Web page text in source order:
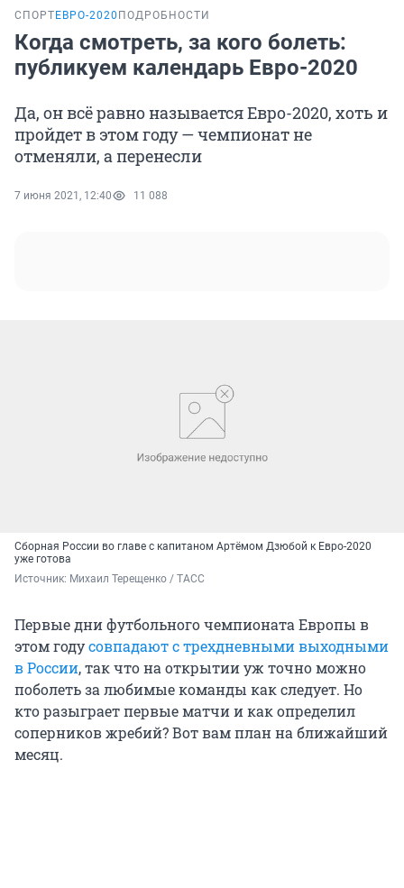
СПОРТ ЕВРО-2020 ПОДРОБНОСТИ
Когда смотреть, за кого болеть:
публикуем календарь Евро-2020
Да, он всё равно называется Евро-2020, хоть и
пройдет в этом году — чемпионат не
отменяли, а перенесли
7 июня 2021, 12:40 11 088
Сборная России во главе с капитаном Артёмом Дзюбой к Евро-2020
уже готова
Источник: Михаил Терещенко / ТАСС
Первые дни футбольного чемпионата Европы в
этом годусовпадают с трехдневными выходными
в России, так что на открытии уж точно можно
поболеть за любимые команды как следует. Но
кто разыграет первые матчи и как определил
соперников жребий? Вот вам план на ближайший
месяц.